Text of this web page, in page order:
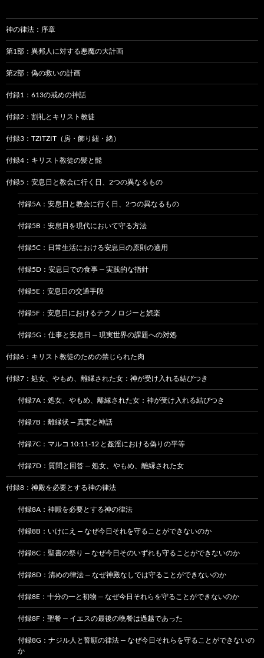
ン
神の律法：序章
第1部：異邦人に対する悪魔の大計画
第2部：偽の救いの計画
付録1：613の戒めの神話
付録2：割礼とキリスト教徒
付録3：TZITZIT（房・飾り紐・緒）
付録4：キリスト教徒の髪と髭
付録5：安息日と教会に行く日、2つの異なるもの
付録5A：安息日と教会に行く日、2つの異なるもの
付録5B：安息日を現代において守る方法
付録5C：日常生活における安息日の原則の適用
付録5D：安息日での食事 — 実践的な指針
付録5E：安息日の交通手段
付録5F：安息日におけるテクノロジーと娯楽
付録5G：仕事と安息日 — 現実世界の課題への対処
付録6：キリスト教徒のための禁じられた肉
付録7：処女、やもめ、離縁された女：神が受け入れる結びつき
付録7A：処女、やもめ、離縁された女：神が受け入れる結びつき
付録7B：離縁状 — 真実と神話
付録7C：マルコ 10:11-12 と姦淫における偽りの平等
付録7D：質問と回答 — 処女、やもめ、離縁された女
付録8：神殿を必要とする神の律法
付録8A：神殿を必要とする神の律法
付録8B：いけにえ — なぜ今日それを守ることができないのか
付録8C：聖書の祭り — なぜ今日そのいずれも守ることができないのか
付録8D：清めの律法 — なぜ神殿なしでは守ることができないのか
付録8E：十分の一と初物 — なぜ今日それらを守ることができないのか
付録8F：聖餐 — イエスの最後の晩餐は過越であった
付録8G：ナジル人と誓願の律法 — なぜ今日それらを守ることができないの
か